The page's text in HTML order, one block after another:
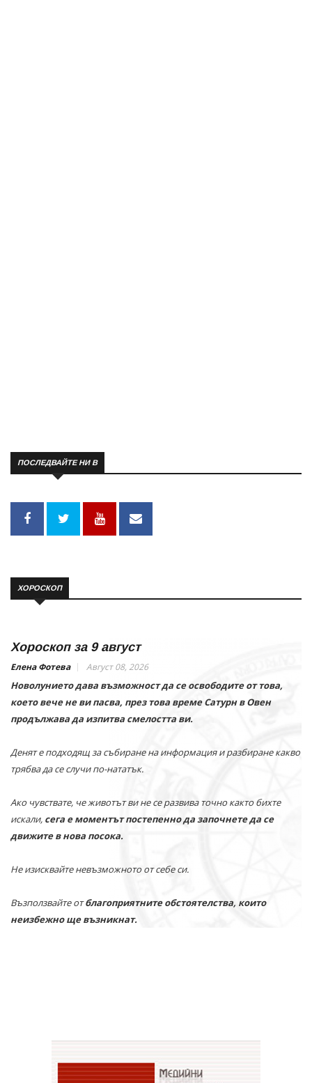
ПОСЛЕДВАЙТЕ НИ В
ХОРОСКОП
Хороскоп за 9 август
Елена Фотева Август 08, 2026
Новолунието дава възможност да се освободите от това,
което вече не ви пасва, през това време Сатурн в Овен
продължава да изпитва смелостта ви.
Денят е подходящ за събиране на информация и разбиране какво
трябва да се случи по-нататък.
Ако чувствате, че животът ви не се развива точно както бихте
искали, сега е моментът постепенно да започнете да се
движите в нова посока.
Не изисквайте невъзможното от себе си.
Възползвайте отблагоприятните обстоятелства, които
неизбежно ще възникнат.